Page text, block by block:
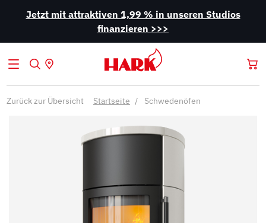
Jetzt mit attraktiven 1,99 % in unseren Studios
finanzieren >>>
Zurück zur Übersicht Startseite Schwedenöfen